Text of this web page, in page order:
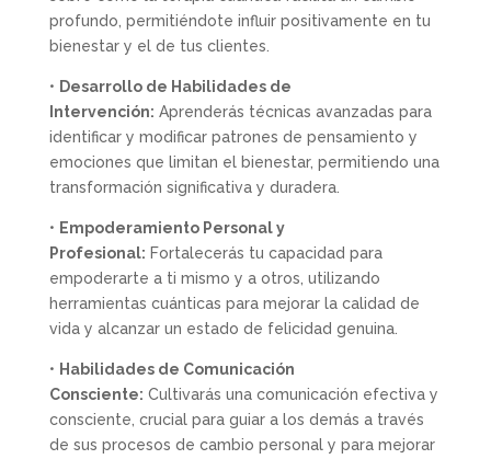
profundo, permitiéndote influir positivamente en tu
bienestar y el de tus clientes.
• Desarrollo de Habilidades de
Intervención: Aprenderás técnicas avanzadas para
identificar y modificar patrones de pensamiento y
emociones que limitan el bienestar, permitiendo una
transformación significativa y duradera.
• Empoderamiento Personal y
Profesional: Fortalecerás tu capacidad para
empoderarte a ti mismo y a otros, utilizando
herramientas cuánticas para mejorar la calidad de
vida y alcanzar un estado de felicidad genuina.
• Habilidades de Comunicación
Consciente: Cultivarás una comunicación efectiva y
consciente, crucial para guiar a los demás a través
de sus procesos de cambio personal y para mejorar